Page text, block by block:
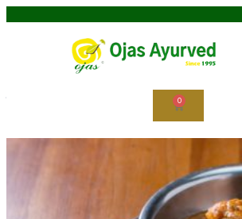
0
घरून काम करत असल्यास आहार कसा